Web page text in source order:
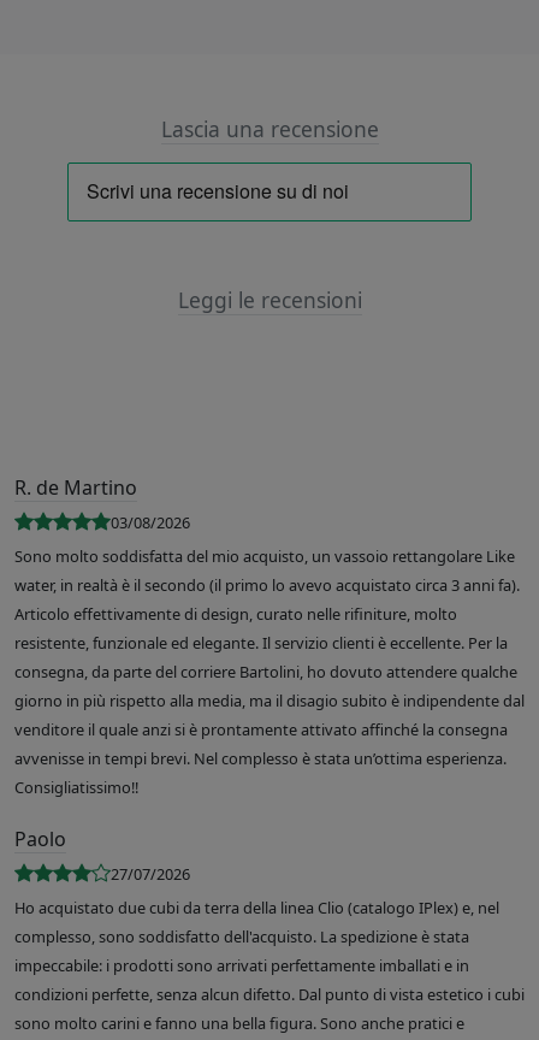
Lascia una recensione
Leggi le recensioni
R. de Martino
03/08/2026
Sono molto soddisfatta del mio acquisto, un vassoio rettangolare Like
water, in realtà è il secondo (il primo lo avevo acquistato circa 3 anni fa).
Articolo effettivamente di design, curato nelle rifiniture, molto
resistente, funzionale ed elegante. Il servizio clienti è eccellente. Per la
consegna, da parte del corriere Bartolini, ho dovuto attendere qualche
giorno in più rispetto alla media, ma il disagio subito è indipendente dal
venditore il quale anzi si è prontamente attivato affinché la consegna
avvenisse in tempi brevi. Nel complesso è stata un’ottima esperienza.
Consigliatissimo!!
Paolo
27/07/2026
Ho acquistato due cubi da terra della linea Clio (catalogo IPlex) e, nel
complesso, sono soddisfatto dell'acquisto. La spedizione è stata
impeccabile: i prodotti sono arrivati perfettamente imballati e in
condizioni perfette, senza alcun difetto. Dal punto di vista estetico i cubi
sono molto carini e fanno una bella figura. Sono anche pratici e